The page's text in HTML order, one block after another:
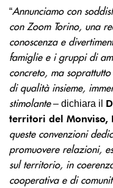
“Annunciamo con
con Zoom Torino, una
conoscenza e
famiglie e i gruppi di
concreto, ma
di qualità insieme,
stimolante– dichiara il
territori del Monviso,
queste convenzioni
promuovere relazioni,
sul territorio, in
cooperativa e di